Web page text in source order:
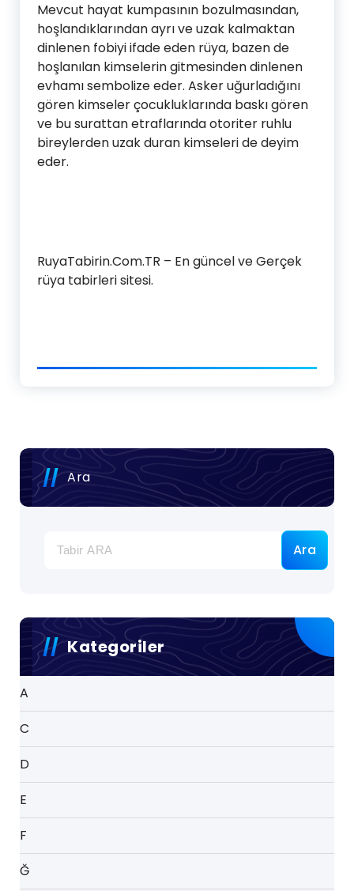
Mevcut hayat kumpasının bozulmasından,
hoşlandıklarından ayrı ve uzak kalmaktan
dinlenen fobiyi ifade eden rüya, bazen de
hoşlanılan kimselerin gitmesinden dinlenen
evhamı sembolize eder. Asker uğurladığını
gören kimseler çocukluklarında baskı gören
ve bu surattan etraflarında otoriter ruhlu
bireylerden uzak duran kimseleri de deyim
eder.
RuyaTabirin.Com.TR – En güncel ve Gerçek
rüya tabirleri sitesi.
Ara
Ara
Kategoriler
A
C
D
E
F
Ğ